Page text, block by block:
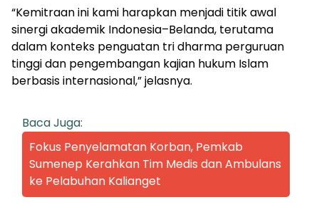
“Kemitraan ini kami harapkan menjadi titik awal
sinergi akademik Indonesia–Belanda, terutama
dalam konteks penguatan tri dharma perguruan
tinggi dan pengembangan kajian hukum Islam
berbasis internasional,” jelasnya.
Baca Juga:
Fokus Penyelamatan Korban, Pemkab
Sumenep Kerahkan Tim Medis dan Ambulans
ke Pelabuhan Kalianget